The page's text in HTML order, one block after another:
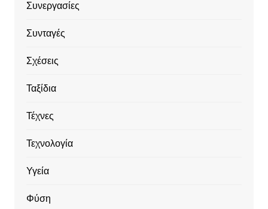
Συνεργασίες
Συνταγές
Σχέσεις
Ταξίδια
Τέχνες
Τεχνολογία
Υγεία
Φύση